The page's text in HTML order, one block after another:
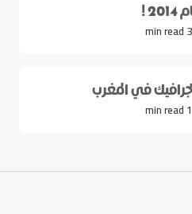
!
3 min read
في المغرب
1 min read